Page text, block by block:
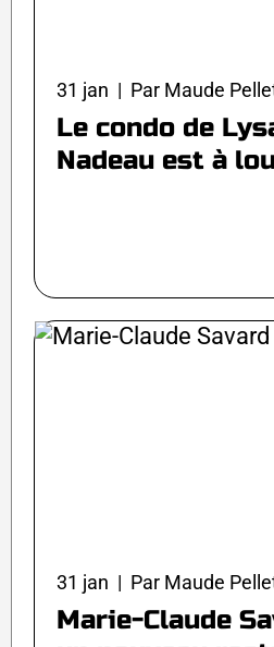
31 jan | Par Maude
Le condo de
Nadeau est à
31 jan | Par Maude
Marie-Claude